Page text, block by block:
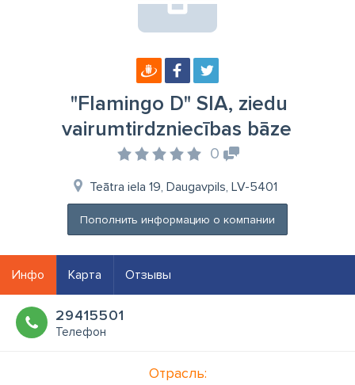
"Flamingo D" SIA, ziedu
vairumtirdzniecības bāze
0
Teātra iela 19, Daugavpils, LV-5401
Пополнить информацию о компании
Инфо Карта Отзывы
29415501
Телефон
Отрасль: